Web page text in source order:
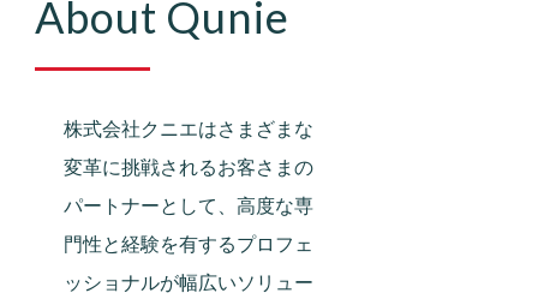
About Qunie
株式会社クニエはさまざまな
変革に挑戦されるお客さまの
パートナーとして、高度な専
門性と経験を有するプロフェ
ッショナルが幅広いソリュー